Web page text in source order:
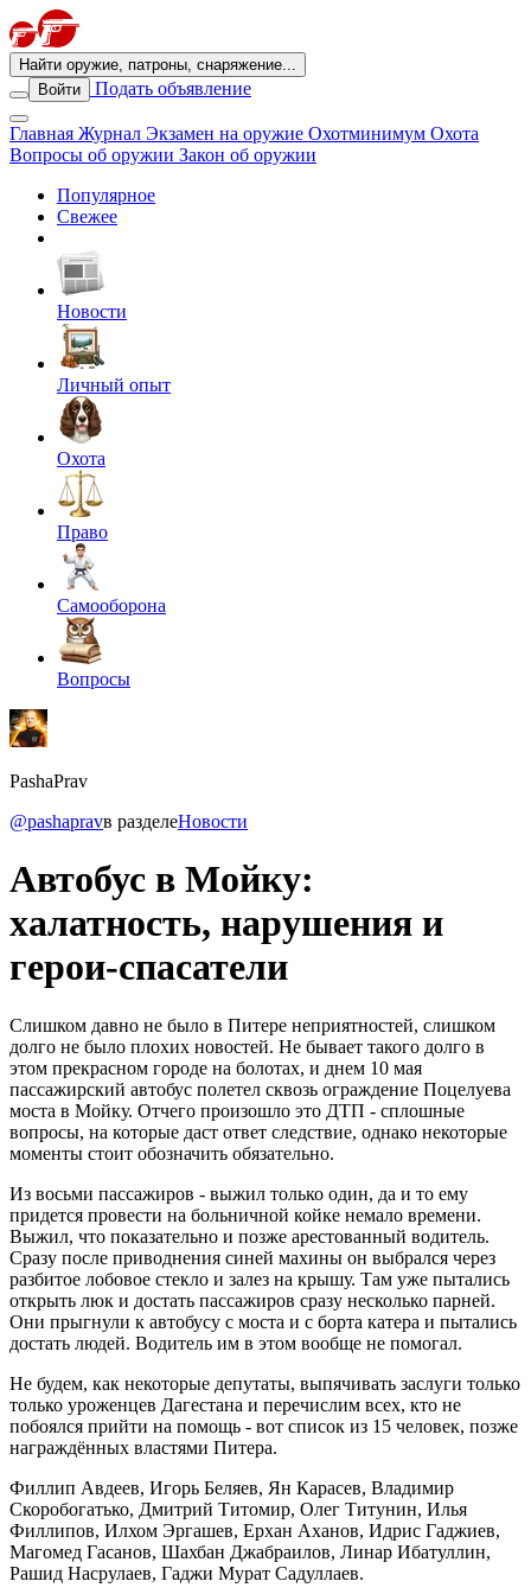
Найти оружие, патроны, снаряжение...
Войти
Подать объявление
Главная Журнал Экзамен на оружие Охотминимум Охота
Вопросы об оружии Закон об оружии
Популярное
Свежее
Новости
Личный опыт
Охота
Право
Самооборона
Вопросы
PashaPrav
@pashapravв разделеНовости
Автобус в Мойку:
халатность, нарушения и
герои-спасатели
Слишком давно не было в Питере неприятностей, слишком
долго не было плохих новостей. Не бывает такого долго в
этом прекрасном городе на болотах, и днем 10 мая
пассажирский автобус полетел сквозь ограждение Поцелуева
моста в Мойку. Отчего произошло это ДТП - сплошные
вопросы, на которые даст ответ следствие, однако некоторые
моменты стоит обозначить обязательно.
Из восьми пассажиров - выжил только один, да и то ему
придется провести на больничной койке немало времени.
Выжил, что показательно и позже арестованный водитель.
Сразу после приводнения синей махины он выбрался через
разбитое лобовое стекло и залез на крышу. Там уже пытались
открыть люк и достать пассажиров сразу несколько парней.
Они прыгнули к автобусу с моста и с борта катера и пытались
достать людей. Водитель им в этом вообще не помогал.
Не будем, как некоторые депутаты, выпячивать заслуги только
только уроженцев Дагестана и перечислим всех, кто не
побоялся прийти на помощь - вот список из 15 человек, позже
награждённых властями Питера.
Филлип Авдеев, Игорь Беляев, Ян Карасев, Владимир
Скоробогатько, Дмитрий Титомир, Олег Титунин, Илья
Филлипов, Илхом Эргашев, Ерхан Аханов, Идрис Гаджиев,
Магомед Гасанов, Шахбан Джабраилов, Линар Ибатуллин,
Рашид Насрулаев, Гаджи Мурат Садуллаев.